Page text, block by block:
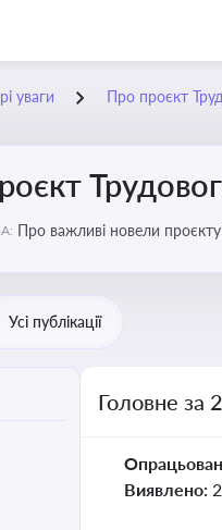
уваги Про проєкт
Про важливі новели
Усі публікації
Головне за
Виявлено: